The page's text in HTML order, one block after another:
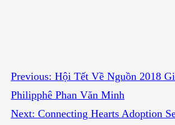
Continue
Reading
Previous: Hội Tết Về Nguồn 2018
Philipphê Phan Văn Minh
Next: Connecting Hearts Adoption